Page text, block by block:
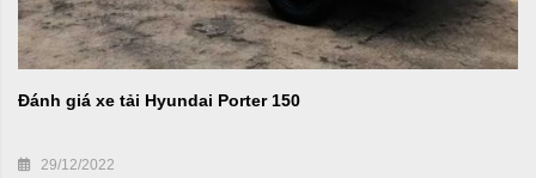
Đánh giá xe tải Hyundai Porter 150
29/12/2022